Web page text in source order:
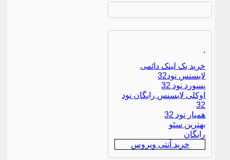
.
خرید بک لینک دائمی
لایسنس نود32
پسورد نود 32
اوکلی لایسنس رایگان نود
32
همیار نود 32
بهترین سئو
رایگان
خرید آنتی ویروس